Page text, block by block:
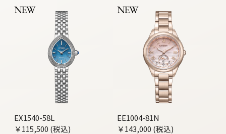
NEW
EX1540-58L
￥115,500 (税込)
NEW
EE1004-81N
￥143,000 (税込)